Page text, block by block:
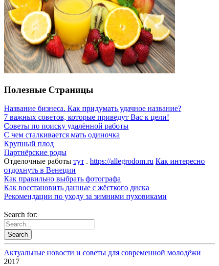
Полезные Страницы
Название бизнеса. Как придумать удачное название?
7 важных советов, которые приведут Вас к цели!
Советы по поиску удалённой работы
С чем сталкивается мать одиночка
Крупный плод
Партнёрские роды
Отделочные работы тут . https://allegrodom.ru Как интересно
отдохнуть в Венеции
Как правильно выбрать фотографа
Как восстановить данные с жёсткого диска
Рекомендации по уходу за зимними пуховиками
Search for:
Актуальные новости и советы для современной молодёжи
2017